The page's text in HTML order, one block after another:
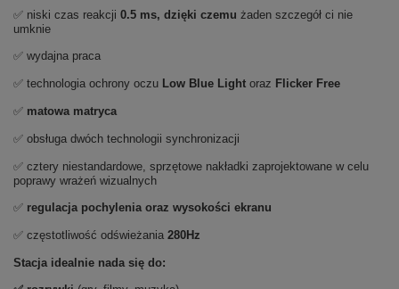
✅ niski czas reakcji 0.5 ms, dzięki czemu żaden szczegół ci nie
umknie
✅ wydajna praca
✅ technologia ochrony oczu Low Blue Light oraz Flicker Free
✅ matowa matryca
✅ obsługa dwóch technologii synchronizacji
✅ cztery niestandardowe, sprzętowe nakładki zaprojektowane w celu
poprawy wrażeń wizualnych
✅ regulacja pochylenia oraz wysokości ekranu
✅ częstotliwość odświeżania 280Hz
Stacja idealnie nada się do: